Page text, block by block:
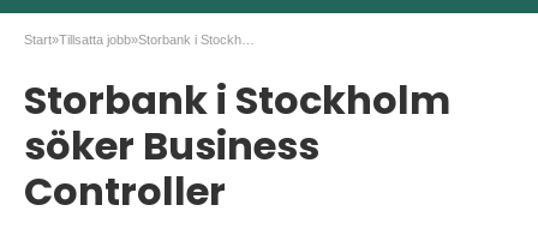
Start»Tillsatta jobb»
Storbank i Stockholm
söker Business
Controller